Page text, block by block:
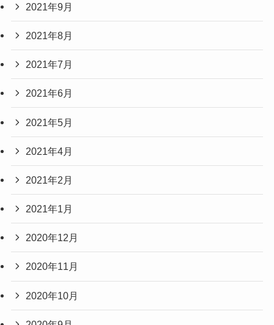
2021年9月
2021年8月
2021年7月
2021年6月
2021年5月
2021年4月
2021年2月
2021年1月
2020年12月
2020年11月
2020年10月